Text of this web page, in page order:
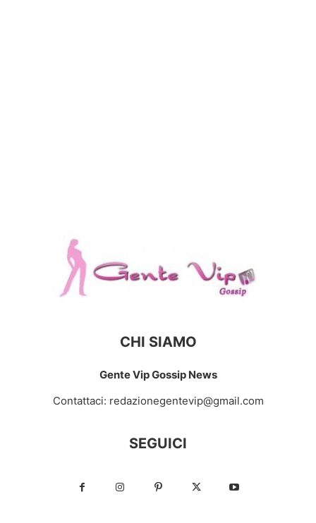
CHI SIAMO
Gente Vip Gossip News
Contattaci: redazionegentevip@gmail.com
SEGUICI